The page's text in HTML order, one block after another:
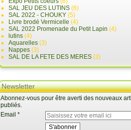
SAL JEU DES LUTINS (6)
SAL 2022 - CHOUKY (5)
Livre brodé Vermicelle (4)
SAL 2022 Promenade du Petit Lapin (4)
lutins (4)
Aquarelles (3)
Nappes (3)
SAL DE LA FETE DES MERES (3)
Newsletter
Abonnez-vous pour être averti des nouveaux
publiés.
Email